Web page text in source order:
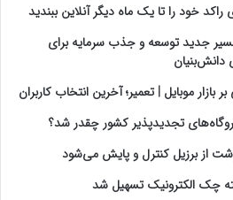
خود را تا یک ماه دیگر آنلاین ببندید
مسیر جدید توسعه و جذب سرمایه برای
بازار موبایل | تعمیر؛ آخرین انتخاب کاربران
تجدیدپذیر کشور چقدر شد؟
از برزیل کنترل و پایش می‌شود
چک الکترونیک تسهیل شد